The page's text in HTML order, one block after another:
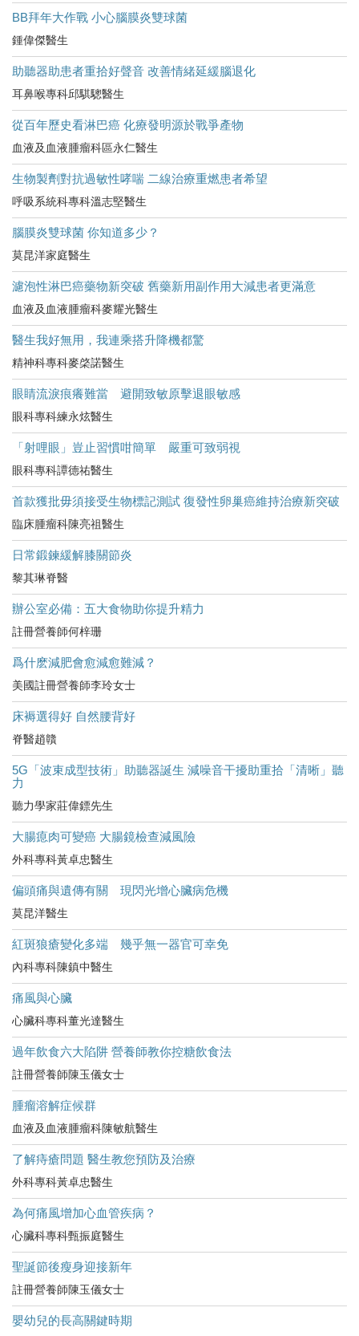
BB拜年大作戰 小心腦膜炎雙球菌
鍾偉傑醫生
助聽器助患者重拾好聲音 改善情緒延緩腦退化
耳鼻喉專科邱騏驄醫生
從百年歷史看淋巴癌 化療發明源於戰爭產物
血液及血液腫瘤科區永仁醫生
生物製劑對抗過敏性哮喘 二線治療重燃患者希望
呼吸系統科專科溫志堅醫生
腦膜炎雙球菌 你知道多少？
莫昆洋家庭醫生
濾泡性淋巴癌藥物新突破 舊藥新用副作用大減患者更滿意
血液及血液腫瘤科麥耀光醫生
醫生我好無用，我連乘搭升降機都驚
精神科專科麥棨諾醫生
眼睛流淚痕癢難當 避開致敏原擊退眼敏感
眼科專科練永炫醫生
「射哩眼」豈止習慣咁簡單 嚴重可致弱視
眼科專科譚德祐醫生
首款獲批毋須接受生物標記測試 復發性卵巢癌維持治療新突破
臨床腫瘤科陳亮祖醫生
日常鍛鍊緩解膝關節炎
黎其琳脊醫
辦公室必備：五大食物助你提升精力
註冊營養師何梓珊
爲什麽減肥會愈減愈難減？
美國註冊營養師李玲女士
床褥選得好 自然腰背好
脊醫趙贛
5G「波束成型技術」助聽器誕生 減噪音干擾助重拾「清晰」聽
力
聽力學家莊偉鏢先生
大腸瘜肉可變癌 大腸鏡檢查減風險
外科專科黃卓忠醫生
偏頭痛與遺傳有關 現閃光增心臟病危機
莫昆洋醫生
紅斑狼瘡變化多端 幾乎無一器官可幸免
內科專科陳鎮中醫生
痛風與心臟
心臟科專科董光達醫生
過年飲食六大陷阱 營養師教你控糖飲食法
註冊營養師陳玉儀女士
腫瘤溶解症候群
血液及血液腫瘤科陳敏航醫生
了解痔瘡問題 醫生教您預防及治療
外科專科黃卓忠醫生
為何痛風增加心血管疾病？
心臟科專科甄振庭醫生
聖誕節後瘦身迎接新年
註冊營養師陳玉儀女士
嬰幼兒的長高關鍵時期